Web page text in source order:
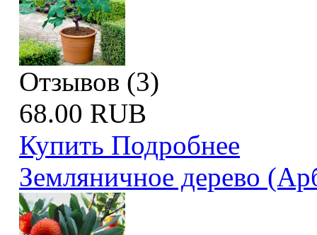
Отзывов (3)
68.00 RUB
Купить Подробнее
Земляничное дерево